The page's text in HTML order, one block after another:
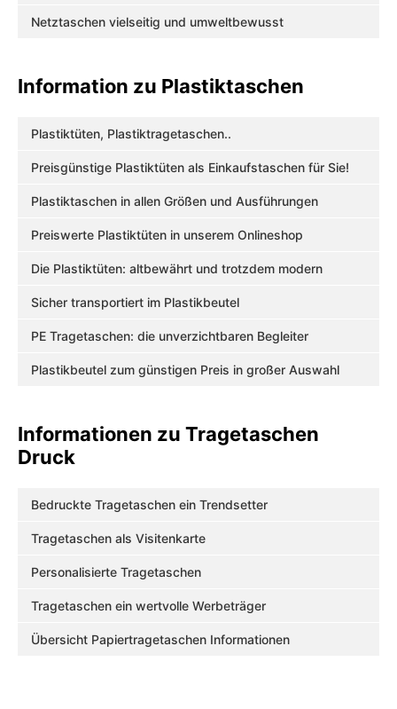
Netztaschen vielseitig und umweltbewusst
Information zu Plastiktaschen
Plastiktüten, Plastiktragetaschen..
Preisgünstige Plastiktüten als Einkaufstaschen für Sie!
Plastiktaschen in allen Größen und Ausführungen
Preiswerte Plastiktüten in unserem Onlineshop
Die Plastiktüten: altbewährt und trotzdem modern
Sicher transportiert im Plastikbeutel
PE Tragetaschen: die unverzichtbaren Begleiter
Plastikbeutel zum günstigen Preis in großer Auswahl
Informationen zu Tragetaschen
Druck
Bedruckte Tragetaschen ein Trendsetter
Tragetaschen als Visitenkarte
Personalisierte Tragetaschen
Tragetaschen ein wertvolle Werbeträger
Übersicht Papiertragetaschen Informationen